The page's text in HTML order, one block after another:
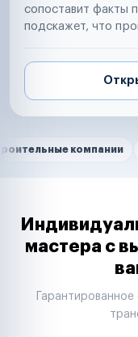
сопоставит факты
подскажет, что
Нам
компании
Маркетплейсы
Таксопарки
Автодилеры
Строительные компании
Аренда спецтехники
мастера с